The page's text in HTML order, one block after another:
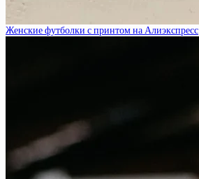
Женские футболки с принтом на Алиэкспресс